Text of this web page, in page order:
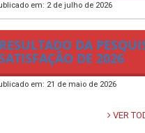
em: 2 de julho de 2026
RESULTADO DA
DE 2026
em: 21 de maio de 2026
VER